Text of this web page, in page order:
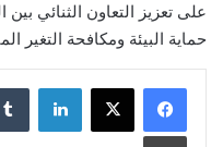
على تعزيز التعاون الثنائي
حماية البيئة ومكافحة التغير
لينكدإن